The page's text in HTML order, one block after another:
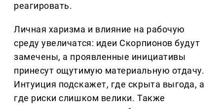
реагировать.
Личная харизма и влияние на рабочую
среду увеличатся: идеи Скорпионов будут
замечены, а проявленные инициативы
принесут ощутимую материальную отдачу.
Интуиция подскажет, где скрыта выгода, а
где риски слишком велики. Также